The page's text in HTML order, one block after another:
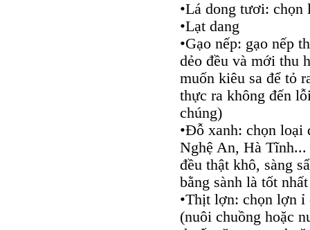
•Lá dong tươi: chọn
•Lạt dang
•Gạo nếp: gạo nếp
dẻo đều và mới thu
muốn kiêu sa để tỏ
thực ra không đến
chúng)
•Đỗ xanh: chọn loại
Nghệ An, Hà Tĩnh...
đều thật khô, sàng
bằng sành là tốt nhất
•Thịt lợn: chọn lợn ỉ
(nuôi chuồng hoặc